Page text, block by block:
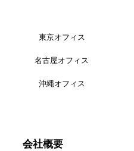
東京オフィス
名古屋オフィス
沖縄オフィス
会社概要